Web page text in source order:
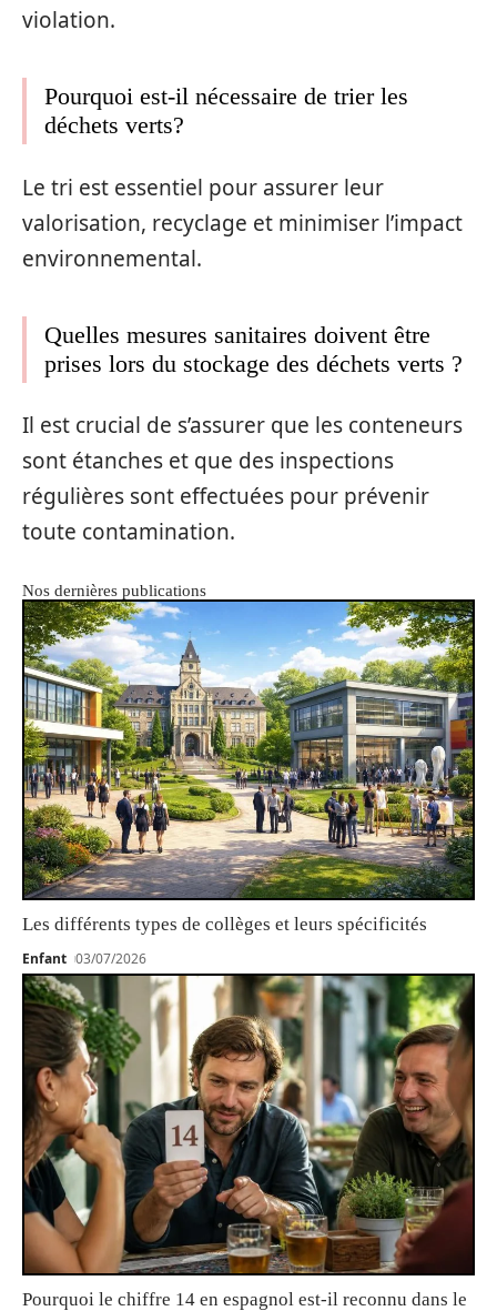
violation.
Pourquoi est-il nécessaire de trier les
déchets verts?
Le tri est essentiel pour assurer leur
valorisation, recyclage et minimiser l’impact
environnemental.
Quelles mesures sanitaires doivent être
prises lors du stockage des déchets verts ?
Il est crucial de s’assurer que les conteneurs
sont étanches et que des inspections
régulières sont effectuées pour prévenir
toute contamination.
Nos dernières publications
Les différents types de collèges et leurs spécificités
Enfant 03/07/2026
Pourquoi le chiffre 14 en espagnol est-il reconnu dans le